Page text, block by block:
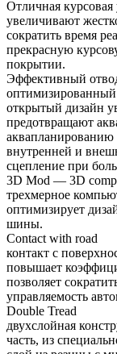
Отличная курсовая
увеличивают
сократить время
прекрасную
покрытии.
Эффективный
оптимизированный
открытый дизайн
предотвращают
аквапланированию
внутренней и
сцепление при
3D Mod — 3D
трехмерное
оптимизирует
шины.
Contact with road
контакт с
повышает
позволяет
управляемость
Double Tread
двухслойная
часть, из